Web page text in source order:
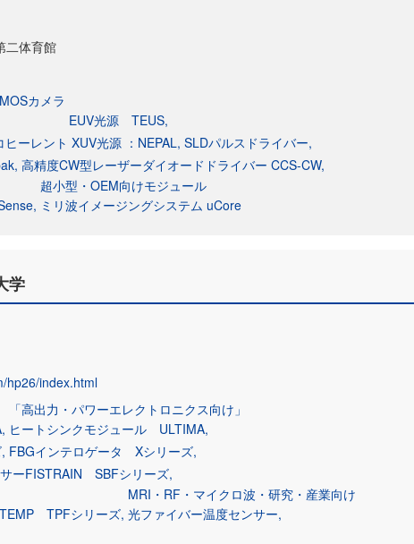
二体育館
カメラ
EUV光源 TEUS
ーレント XUV光源 ：NEPAL SLDパルスドライバー
高精度CW型レーザーダイオードドライバー CCS-CW
超小型・OEM向けモジュール
ミリ波イメージングシステム uCore
学
hp26/index.html
「高出力・パワーエレクトロニクス向け」
ヒートシンクモジュール ULTIMA
FBGインテロゲータ Xシリーズ
ーFISTRAIN SBFシリーズ
TPFシリーズ
MRI・RF・マイクロ波・研究・産業向け
光ファイバー温度センサー